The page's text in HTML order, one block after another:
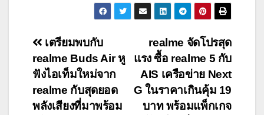
Post
navigation
realme จัดโปรสุด
แรง ซื้อ realme 5 กับ
AIS เครือข่าย Next
G ในราคาเกินคุ้ม 19
บาท พร้อมแพ็กเกจ
เตรียมพบกับ
realme Buds Air หู
ฟังไอเท็มใหม่จาก
realme กับสุดยอด
พลังเสียงที่มาพร้อม